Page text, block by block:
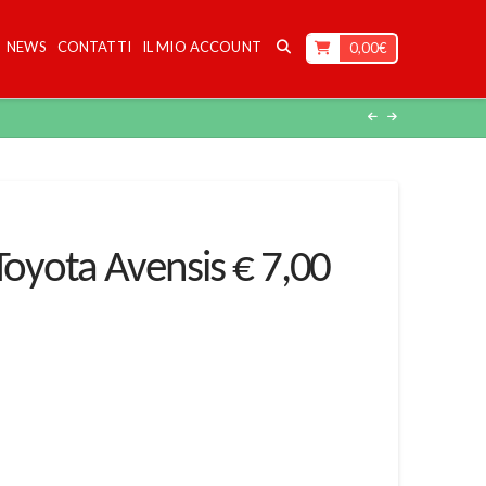
NEWS CONTATTI IL MIO ACCOUNT 0,00€
Avensis € 7,00